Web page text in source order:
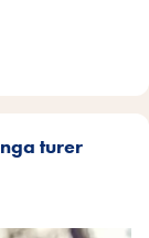
turer